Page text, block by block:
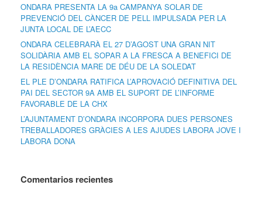
ONDARA PRESENTA LA 9a CAMPANYA SOLAR DE
PREVENCIÓ DEL CÀNCER DE PELL IMPULSADA PER LA
JUNTA LOCAL DE L’AECC
ONDARA CELEBRARÀ EL 27 D’AGOST UNA GRAN NIT
SOLIDÀRIA AMB EL SOPAR A LA FRESCA A BENEFICI DE
LA RESIDÈNCIA MARE DE DÉU DE LA SOLEDAT
EL PLE D’ONDARA RATIFICA L’APROVACIÓ DEFINITIVA DEL
PAI DEL SECTOR 9A AMB EL SUPORT DE L’INFORME
FAVORABLE DE LA CHX
L’AJUNTAMENT D’ONDARA INCORPORA DUES PERSONES
TREBALLADORES GRÀCIES A LES AJUDES LABORA JOVE I
LABORA DONA
Comentarios recientes